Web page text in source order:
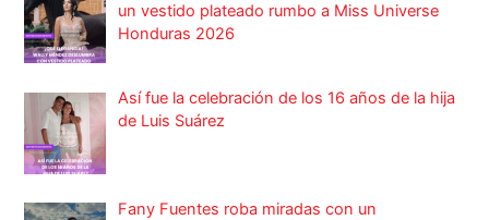
un vestido plateado rumbo a Miss Universe
Honduras 2026
Así fue la celebración de los 16 años de la hija
de Luis Suárez
Fany Fuentes roba miradas con un